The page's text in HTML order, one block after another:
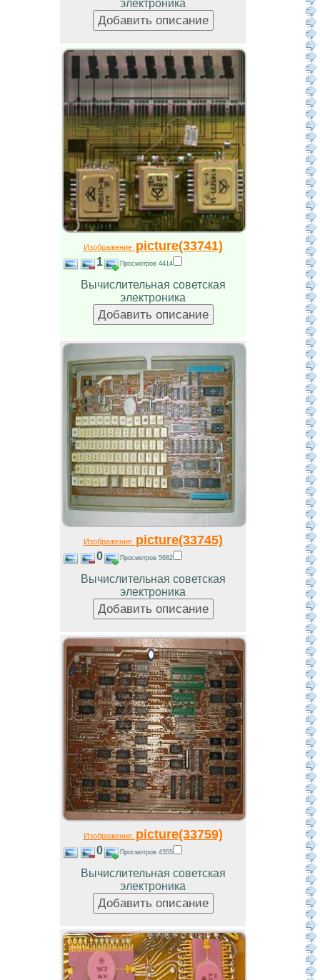
электроника
Изображениеpicture(33741)
1 Просмотров 4414
Вычислительная советская
электроника
Изображениеpicture(33745)
0 Просмотров 5682
Вычислительная советская
электроника
Изображениеpicture(33759)
0 Просмотров 4355
Вычислительная советская
электроника